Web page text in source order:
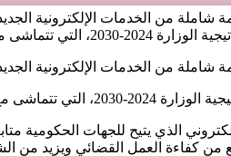
من الخدمات الإلكترونية
يشكل نظام إدارة قضايا الدولة الإلكتروني [...]
من الخدمات الإلكترونية
الرقمي في مختلف القطاعات الحكومية.
الذي يتيح للجهات الحكومية
من كفاءة العمل القضائي ويزيد من